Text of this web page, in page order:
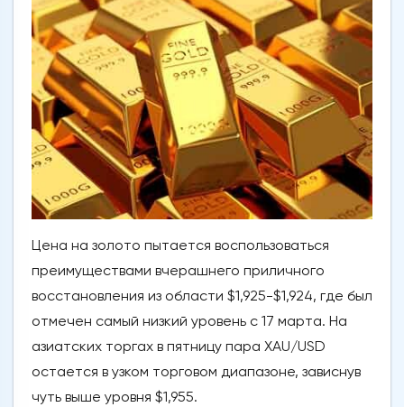
Цена на золото пытается воспользоваться
преимуществами вчерашнего приличного
восстановления из области $1,925-$1,924, где был
отмечен самый низкий уровень с 17 марта. На
азиатских торгах в пятницу пара XAU/USD
остается в узком торговом диапазоне, зависнув
чуть выше уровня $1,955.